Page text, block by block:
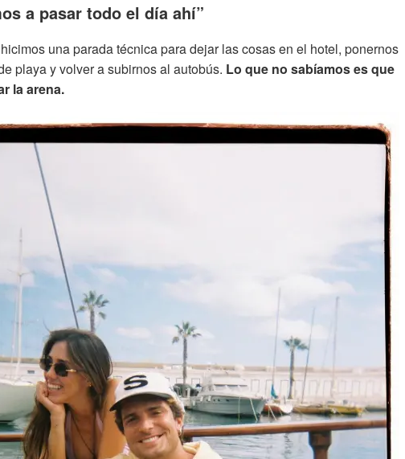
a pasar todo el día ahí”
una parada técnica para dejar las cosas en el hotel, ponernos
playa y volver a subirnos al autobús. Lo que no sabíamos es que
la arena.